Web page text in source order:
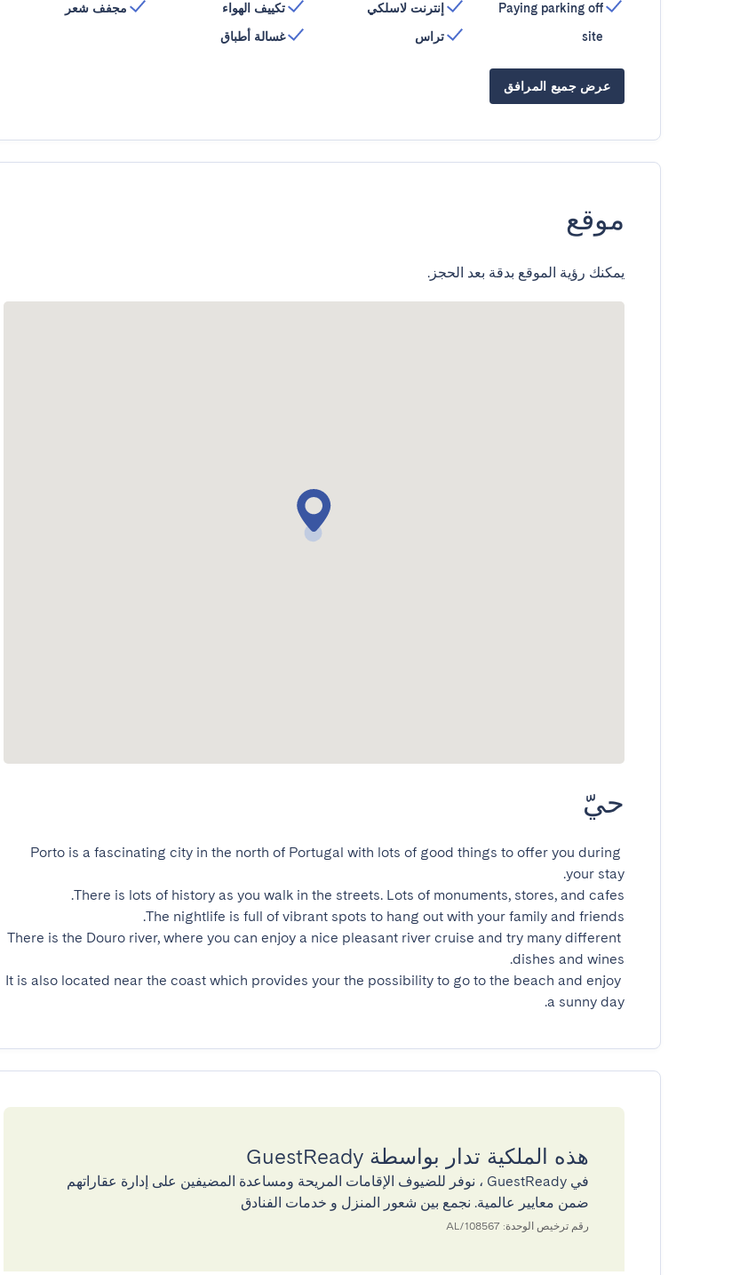
Paying parking off
site
إنترنت لاسلكي
تراس
تكييف الهواء
غسالة أطباق
مجفف شعر
عرض جميع المرافق
موقع
يمكنك رؤية الموقع بدقة بعد الحجز.
حيّ
Porto is a fascinating city in the north of Portugal with lots of good things to offer you during
There is the Douro river, where you can enjoy a nice pleasant river cruise and try many different
It is also located near the coast which provides your the possibility to go to the beach and enjoy
a sunny day.
هذه الملكية تدار بواسطة GuestReady
في GuestReady ، نوفر للضيوف الإقامات المريحة ومساعدة المضيفين على إدارة عقاراتهم
ضمن معايير عالمية. نجمع بين شعور المنزل و خدمات الفنادق
رقم ترخيص الوحدة: 108567/AL